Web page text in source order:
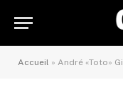
Accueil » André «Toto»